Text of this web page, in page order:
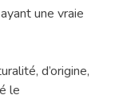
une vraie
d’origine,
le